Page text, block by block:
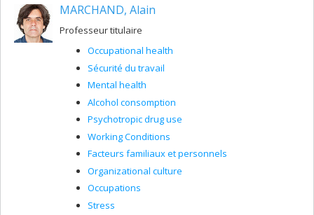
MARCHAND, Alain
Professeur titulaire
Occupational health
Sécurité du travail
Mental health
Alcohol consomption
Psychotropic drug use
Working Conditions
Facteurs familiaux et personnels
Organizational culture
Occupations
Stress